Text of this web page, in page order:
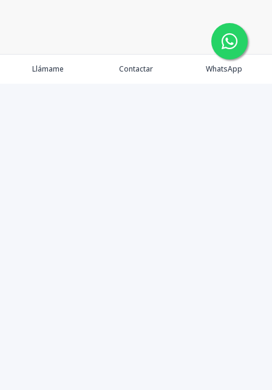
Llámame Contactar WhatsApp